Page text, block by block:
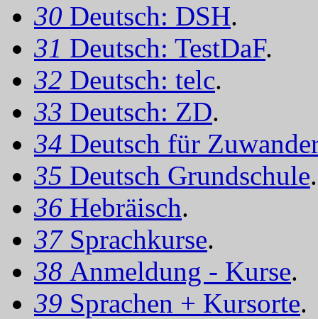
30 Deutsch: DSH.
31 Deutsch: TestDaF.
32 Deutsch: telc.
33 Deutsch: ZD.
34 Deutsch für
35 Deutsch Grundschule.
36 Hebräisch.
37 Sprachkurse.
38 Anmeldung - Kurse.
39 Sprachen + Kursorte.